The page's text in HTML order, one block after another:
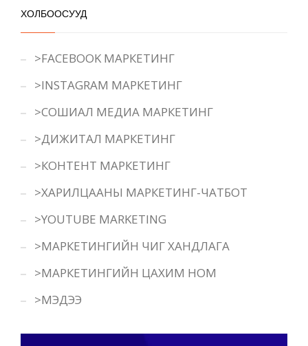
ХОЛБООСУУД
>FACEBOOK МАРКЕТИНГ
>INSTAGRAM МАРКЕТИНГ
>СОШИАЛ МЕДИА МАРКЕТИНГ
>ДИЖИТАЛ МАРКЕТИНГ
>КОНТЕНТ МАРКЕТИНГ
>ХАРИЛЦААНЫ МАРКЕТИНГ-ЧАТБОТ
>YOUTUBE MARKETING
>МАРКЕТИНГИЙН ЧИГ ХАНДЛАГА
>МАРКЕТИНГИЙН ЦАХИМ НОМ
>МЭДЭЭ